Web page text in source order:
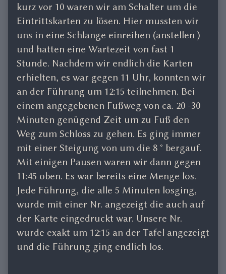
kurz vor 10 waren wir am Schalter um die
Eintrittskarten zu lösen. Hier mussten wir
uns in eine Schlange einreihen (anstellen )
und hatten eine Wartezeit von fast 1
Stunde. Nachdem wir endlich die Karten
erhielten, es war gegen 11 Uhr, konnten wir
an der Führung um 12:15 teilnehmen. Bei
einem angegebenen Fußweg von ca. 20 -30
Minuten genügend Zeit um zu Fuß den
Weg zum Schloss zu gehen. Es ging immer
mit einer Steigung von um die 8 ° bergauf.
Mit einigen Pausen waren wir dann gegen
11:45 oben. Es war bereits eine Menge los.
Jede Führung, die alle 5 Minuten losging,
wurde mit einer Nr. angezeigt die auch auf
der Karte eingedruckt war. Unsere Nr.
wurde exakt um 12:15 an der Tafel angezeigt
und die Führung ging endlich los.